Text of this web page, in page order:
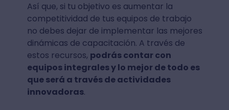
Así que, si tu objetivo es aumentar la
competitividad de tus equipos de trabajo
no debes dejar de implementar las mejores
dinámicas de capacitación. A través de
estos recursos, podrás contar con
equipos integrales y lo mejor de todo es
que será a través de actividades
innovadoras.